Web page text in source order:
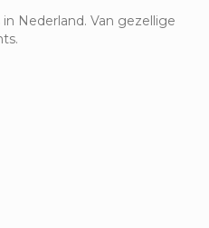
Nederland. Van gezellige